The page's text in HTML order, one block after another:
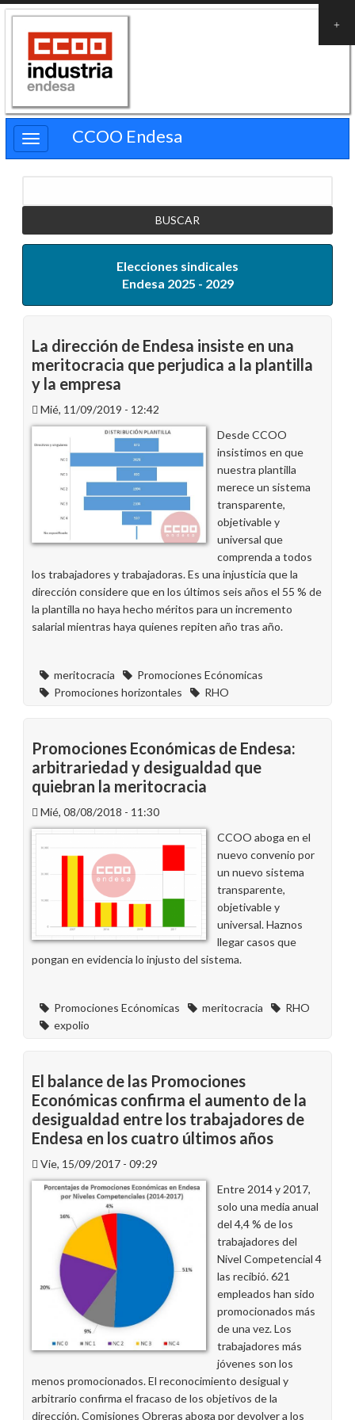
Pasar
contenido
principal
CCOO Endesa
Elecciones sindicales
Endesa 2025 - 2029
La dirección de Endesa insiste en una
meritocracia que perjudica a la plantilla
y la empresa
Mié, 11/09/2019 - 12:42
Desde CCOO
insistimos en que
nuestra plantilla
merece un sistema
transparente,
objetivable y
universal que
comprenda a todos
los trabajadores y trabajadoras. Es una injusticia que la
dirección considere que en los últimos seis años el 55 % de
la plantilla no haya hecho méritos para un incremento
salarial mientras haya quienes repiten año tras año.
meritocracia
Promociones Ecónomicas
Promociones horizontales
RHO
Promociones Económicas de Endesa:
arbitrariedad y desigualdad que
quiebran la meritocracia
Mié, 08/08/2018 - 11:30
CCOO aboga en el
nuevo convenio por
un nuevo sistema
transparente,
objetivable y
universal. Haznos
llegar casos que
pongan en evidencia lo injusto del sistema.
Promociones Ecónomicas meritocracia
RHO
expolio
El balance de las Promociones
Económicas confirma el aumento de la
desigualdad entre los trabajadores de
Endesa en los cuatro últimos años
Vie, 15/09/2017 - 09:29
Entre 2014 y 2017,
solo una media anual
del 4,4 % de los
trabajadores del
Nivel Competencial 4
las recibió. 621
empleados han sido
promocionados más
de una vez. Los
trabajadores más
jóvenes son los
menos promocionados. El reconocimiento desigual y
arbitrario confirma el fracaso de los objetivos de la
dirección. Comisiones Obreras aboga por devolver a los